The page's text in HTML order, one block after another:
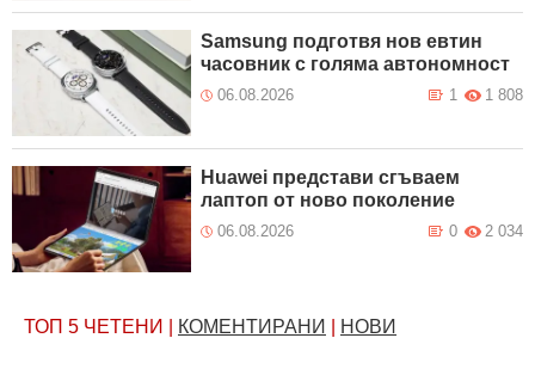
Samsung подготвя нов евтин
часовник с голяма автономност
06.08.2026 1 808
1
Huawei представи сгъваем
лаптоп от ново поколение
06.08.2026 2 034
0
ТОП 5 ЧЕТЕНИ КОМЕНТИРАНИ НОВИ